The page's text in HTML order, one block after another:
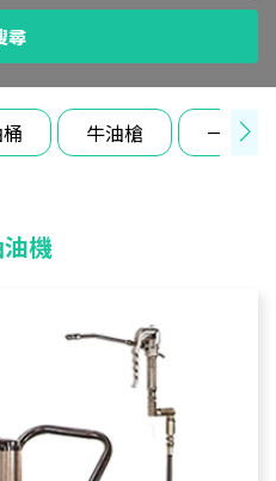
尋
牛油槍 一般鐵
機